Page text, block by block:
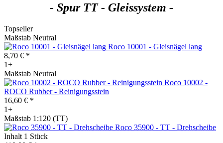
- Spur TT - Gleissystem -
Topseller
Maßstab Neutral
Roco 10001 - Gleisnägel lang
8,70 € *
1+
Maßstab Neutral
Roco 10002 -
ROCO Rubber - Reinigungsstein
16,60 € *
1+
Maßstab 1:120 (TT)
Roco 35900 - TT - Drehscheibe
Inhalt 1 Stück